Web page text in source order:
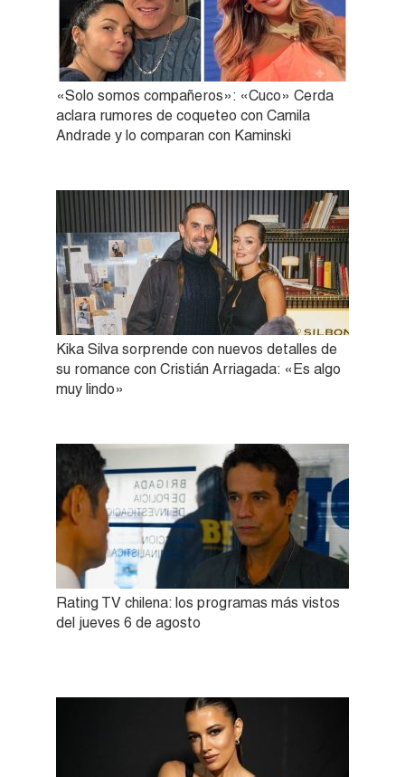
«Solo somos compañeros»: «Cuco» Cerda
aclara rumores de coqueteo con Camila
Andrade y lo comparan con Kaminski
Kika Silva sorprende con nuevos detalles de
su romance con Cristián Arriagada: «Es algo
muy lindo»
Rating TV chilena: los programas más vistos
del jueves 6 de agosto